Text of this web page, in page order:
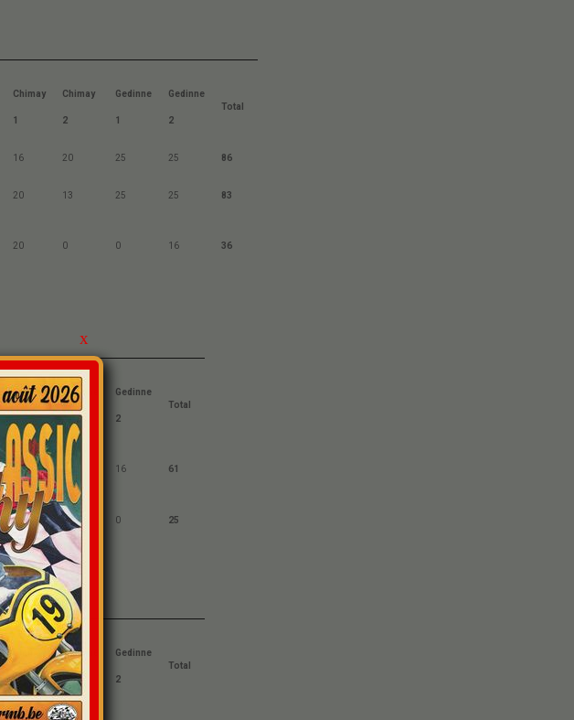
Chimay
1
Chimay
2
Gedinne
1
Gedinne
2
Total
16 20 25 25 86
20 13 25 25 83
20 0 0 16 36
Chimay
2
Gedinne
1
Gedinne
2
Total
20 16 61
25 0 0 25
2
Gedinne
1
Gedinne
2
Total
x